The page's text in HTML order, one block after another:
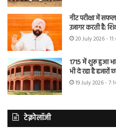
नीट परीक्षा में
उजागर करती है:
20 July 2026 -
1715 में शुरू हुआ
भी दे रहा है हजारों
19 July 2026 -
टेक्नोलॉजी